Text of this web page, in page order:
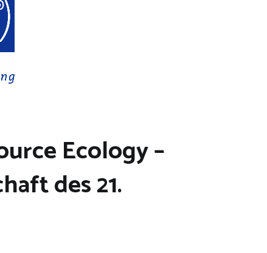
Ecology –
des 21.